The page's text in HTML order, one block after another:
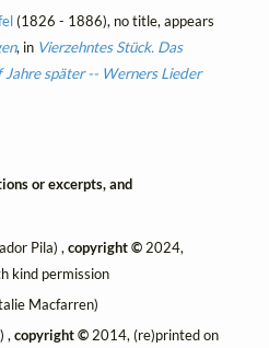
(1826 - 1886), no title, appears
, in Vierzehntes Stück. Das
Jahre später -- Werners Lieder
or excerpts, and
Pila) ,copyright © 2024,
kind permission
Macfarren)
,copyright © 2014, (re)printed on